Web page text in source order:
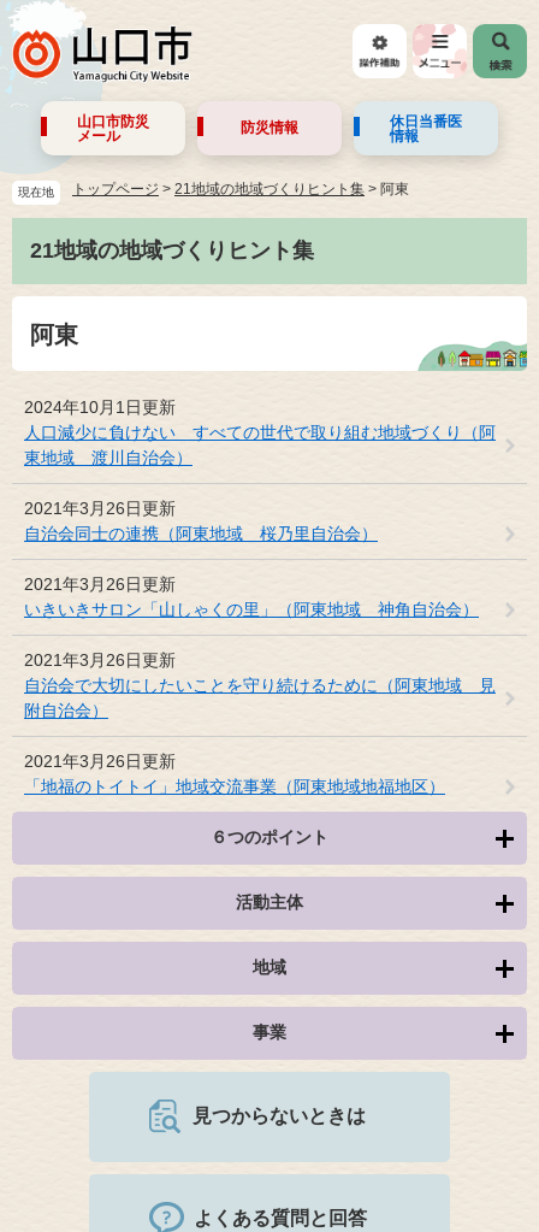
山口市防災
メール
防災情報
休日当番医
情報
現在地 トップページ > 21地域の地域づくりヒント集 > 阿東
21地域の地域づくりヒント集
阿東
2024年10月1日更新
人口減少に負けない すべての世代で取り組む地域づくり（阿
東地域 渡川自治会）
2021年3月26日更新
自治会同士の連携（阿東地域 桜乃里自治会）
2021年3月26日更新
いきいきサロン「山しゃくの里」（阿東地域 神角自治会）
2021年3月26日更新
自治会で大切にしたいことを守り続けるために（阿東地域 見
附自治会）
2021年3月26日更新
「地福のトイトイ」地域交流事業（阿東地域地福地区）
６つのポイント
活動主体
地域
事業
見つからないときは
よくある質問と回答